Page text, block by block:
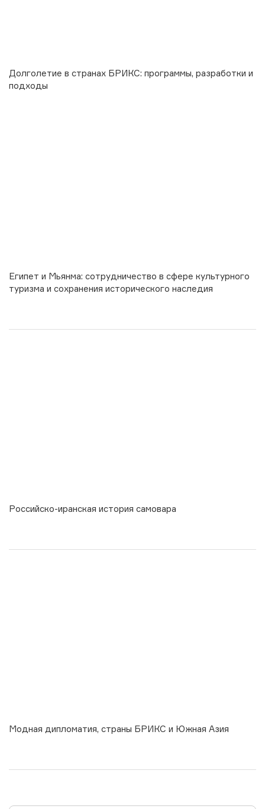
Долголетие в странах БРИКС: программы, разработки и
подходы
Египет и Мьянма: сотрудничество в сфере культурного
туризма и сохранения исторического наследия
Российско-иранская история самовара
Модная дипломатия, страны БРИКС и Южная Азия